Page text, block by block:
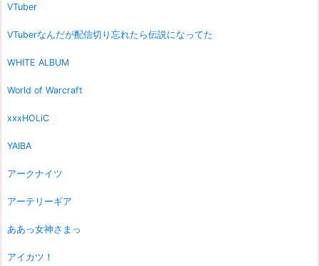
VTuber
VTuberなんだが配信切り忘れたら伝説になってた
WHITE ALBUM
World of Warcraft
xxxHOLiC
YAIBA
アークナイツ
アーテリーギア
ああっ女神さまっ
アイカツ！